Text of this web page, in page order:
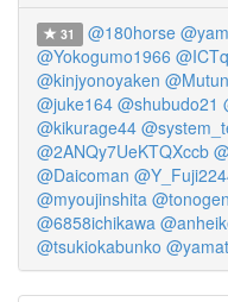
31 @180horse
@Yokogumo1966
@kinjyonoyaken
@juke164 @shubudo21
@kikurage44
@2ANQy7UeKTQXccb
@Daicoman
@myoujinshita
@6858ichikawa
@tsukiokabunko